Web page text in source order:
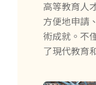
高等教育人
方便地申請
術成就。不
了現代教育